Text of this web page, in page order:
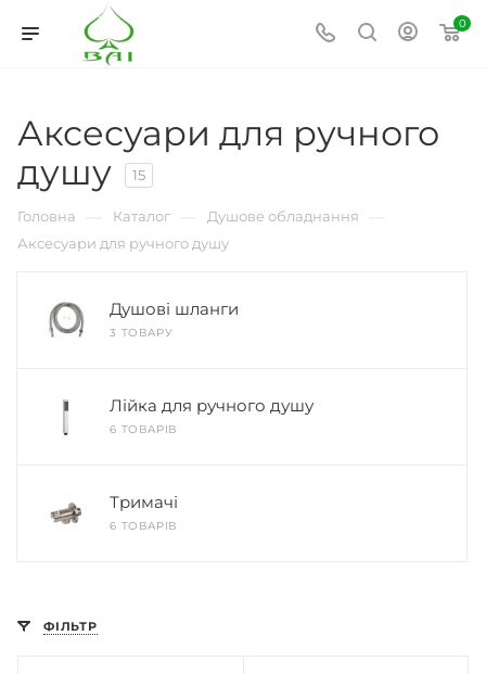
0
Аксесуари для ручного
душу
15
Головна Каталог Душове обладнання
Аксесуари для ручного душу
Душові шланги
3 ТОВАРУ
Лійка для ручного душу
6 ТОВАРІВ
Тримачі
6 ТОВАРІВ
ФІЛЬТР